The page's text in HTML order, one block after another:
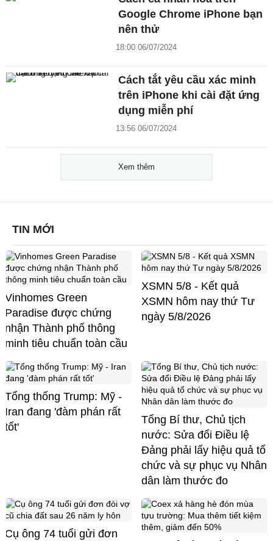
Google Chrome iPhone bạn
nên thử
18:00 06/07/2024
Cách tắt yêu cầu xác minh
trên iPhone khi cài đặt ứng
dụng miễn phí
13:56 06/07/2024
Xem thêm
TIN MỚI
Vinhomes Green
Paradise được chứng
nhận Thành phố thông
minh tiêu chuẩn toàn cầu
XSMN 5/8 - Kết quả
XSMN hôm nay thứ Tư
ngày 5/8/2026
Tổng thống Trump: Mỹ -
Iran đang 'đàm phán rất
tốt'
Tổng Bí thư, Chủ tịch
nước: Sửa đổi Điều lệ
Đảng phải lấy hiệu quả tổ
chức và sự phục vụ Nhân
dân làm thước đo
Cụ ông 74 tuổi gửi đơn